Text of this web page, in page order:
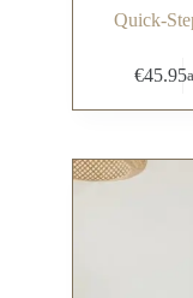
Quick-
€45.95